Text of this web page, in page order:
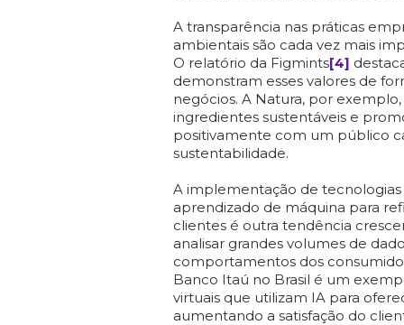
A transparência nas práticas
ambientais são cada vez mais
O relatório da Figmints[4]
demonstram esses valores de
negócios​​. A Natura, por
ingredientes sustentáveis e
positivamente com um público
sustentabilidade.
A implementação de
aprendizado de máquina para
clientes é outra tendência
analisar grandes volumes de
comportamentos dos
Banco Itaú no Brasil é um
virtuais que utilizam IA para
aumentando a satisfação do